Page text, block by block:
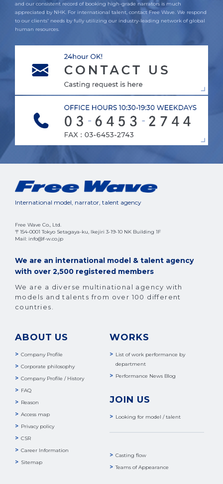
and our consistent record of booking high-grade narrators is much
appreciated by NHK. For international talent, contact Free Wave. We respond
to our clients' needs by fully utilizing our industry-leading network of global
human resources.
International model, narrator, talent agency
Free Wave Co., Ltd.
〒154-0001 Tokyo Setagaya-ku, Ikejiri 3-19-10 NK Building 1F
Mail: info@f-w.co.jp
We are an international model & talent agency
with over 2,500 registered members
We are a diverse multinational agency with
models and talents from over 100 different
countries.
ABOUT US
Company Profile
Corporate philosophy
Company Profile / History
FAQ
Reason
Access map
Privacy policy
CSR
Career Information
Sitemap
WORKS
List of work performance by
department
Performance News Blog
JOIN US
Looking for model / talent
Casting flow
Teams of Appearance